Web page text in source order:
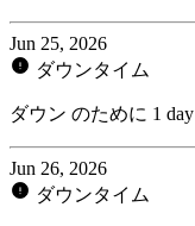
Jun 25, 2026
ダウンタイム
ダウン のために 1 day
Jun 26, 2026
ダウンタイム